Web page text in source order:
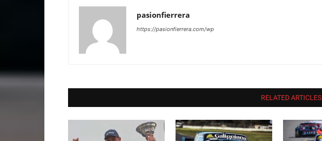
pasionfierrera
https://pasionfierrera.com/wp
RELATED ARTICLES